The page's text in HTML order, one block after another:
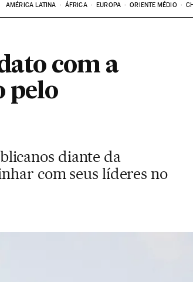
AMÉRICA LATINA ÁFRICA EUROPA ORIENTE MÉDIO
com a
pelo
diante da
com seus líderes no